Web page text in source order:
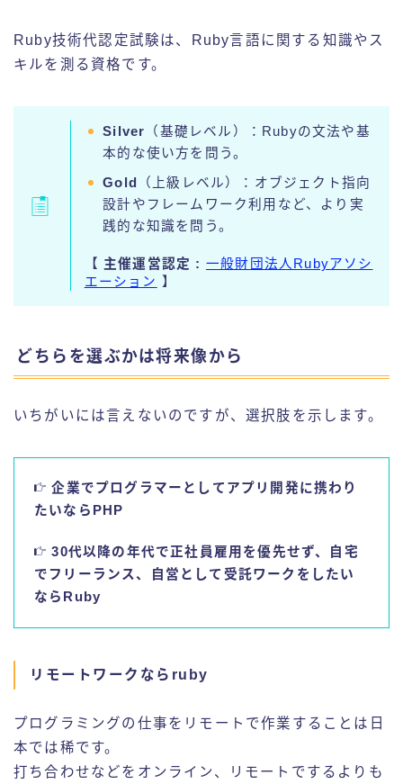
Ruby技術代認定試験は、Ruby言語に関する知識やス
キルを測る資格です。
Silver （基礎レベル）：Rubyの文法や基
本的な使い方を問う。
Gold
（上級レベル）：オブジェクト指向
設計やフレームワーク利用など、より実
践的な知識を問う。
【 主催運営認定 : 一般財団法人Rubyアソシ
エーション
】
どちらを選ぶかは将来像から
いちがいには言えないのですが、選択肢を示します。
企業でプログラマーとしてアプリ開発に携わり
たいならPHP
30代以降の年代で正社員雇用を優先せず、自宅
でフリーランス、自営として受託ワークをしたい
ならRuby
リモートワークならruby
プログラミングの仕事をリモートで作業することは日
本では稀です。
打ち合わせなどをオンライン、リモートでするよりも